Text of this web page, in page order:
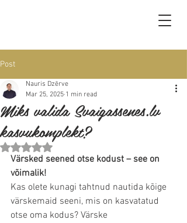
Post
Miks valida Svaigassenes.lv
kasvukomplekt?
Nauris Dzērve
Mar 25, 2025 1 min read
Rated NaN out of 5 stars.
Värsked seened otse kodust – see on
võimalik!
Kas olete kunagi tahtnud nautida kõige
värskemaid seeni, mis on kasvatatud
otse oma kodus? Värske